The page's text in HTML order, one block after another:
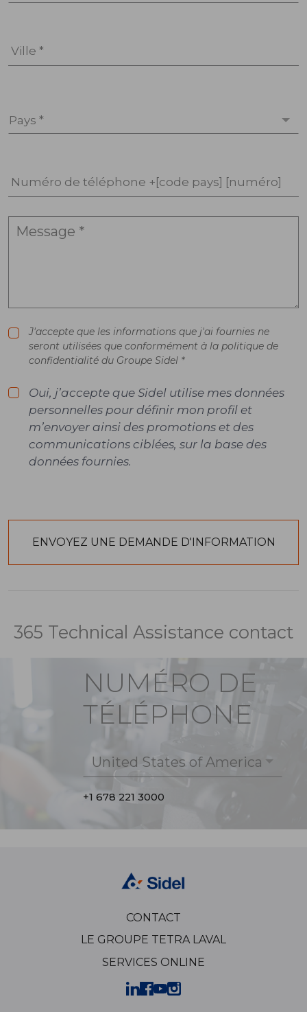
Ville *
Pays *
Numéro de téléphone +[code pays] [numéro]
J'accepte que les informations que j'ai fournies ne
seront utilisées que conformément à la politique de
confidentialité du Groupe Sidel *
Oui, j’accepte que Sidel utilise mes données
personnelles pour définir mon profil et
m’envoyer ainsi des promotions et des
communications ciblées, sur la base des
données fournies.
365 Technical Assistance contact
NUMÉRO DE
TÉLÉPHONE
United States of America
+1 678 221 3000
CONTACT
LE GROUPE TETRA LAVAL
SERVICES ONLINE